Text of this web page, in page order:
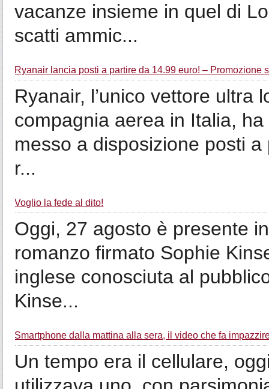
vacanze insieme in quel di
scatti ammic...
Ryanair lancia posti a partire da 14.99 euro! – Promozione
Ryanair, l’unico vettore ultra
compagnia aerea in Italia,
messo a disposizione posti
r...
Voglio la fede al dito!
Oggi, 27 agosto è presente
romanzo firmato Sophie
inglese conosciuta al
Kinse...
Smartphone dalla mattina alla sera, il video che fa
Un tempo era il cellulare,